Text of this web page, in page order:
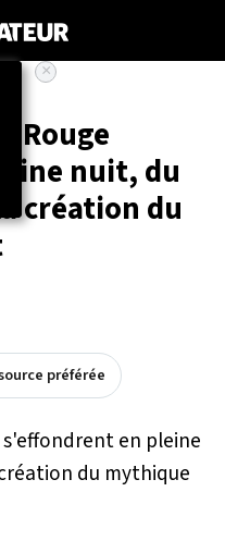
Rouge
nuit, du
création du
préférée
×